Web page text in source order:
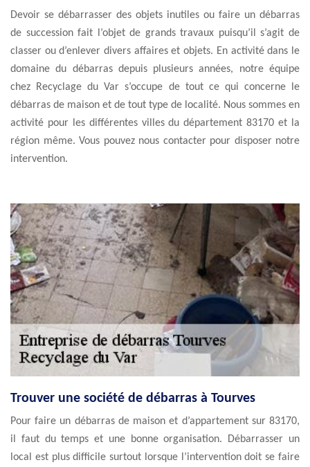
Devoir se débarrasser des objets inutiles ou faire un débarras
de succession fait l’objet de grands travaux puisqu’il s’agit de
classer ou d’enlever divers affaires et objets. En activité dans le
domaine du débarras depuis plusieurs années, notre équipe
chez Recyclage du Var s’occupe de tout ce qui concerne le
débarras de maison et de tout type de localité. Nous sommes en
activité pour les différentes villes du département 83170 et la
région même. Vous pouvez nous contacter pour disposer notre
intervention.
Trouver une société de débarras à Tourves
Pour faire un débarras de maison et d’appartement sur 83170,
il faut du temps et une bonne organisation. Débarrasser un
local est plus difficile surtout lorsque l’intervention doit se faire